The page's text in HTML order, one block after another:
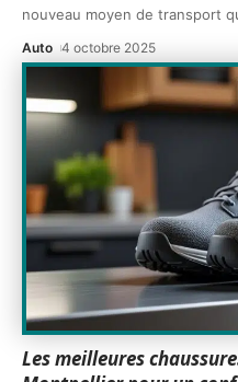
nouveau moyen de transport
Auto 4 octobre 2025
Les meilleures